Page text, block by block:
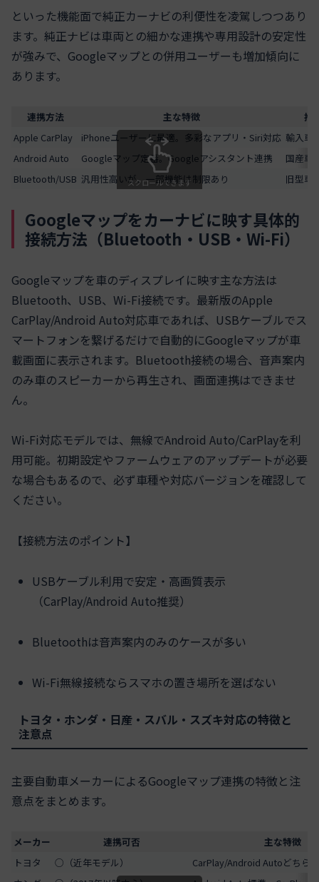
といった機能面で純正カーナビの利便性を凌駕しつつあり
ます。純正ナビは車両との細かな連携や専用設計の安定性
が強みで、Googleマップとの併用ユーザーも増加傾向に
あります。
連携方法 主な特徴
推
Apple CarPlay
iPhoneユーザーに最適。多彩なアプリ・Siri対応 輸入車
Android Auto
Googleマップ定番。Googleアシスタント連携
国産車
Bluetooth/USB 汎用性高いが、一部機能は制限あり 旧型車
スクロールできます
Googleマップをカーナビに映す具体的
接続方法（Bluetooth・USB・Wi-Fi）
Googleマップを車のディスプレイに映す主な方法は
Bluetooth、USB、Wi-Fi接続です。最新版のApple
CarPlay/Android Auto対応車であれば、USBケーブルでス
マートフォンを繋げるだけで自動的にGoogleマップが車
載画面に表示されます。Bluetooth接続の場合、音声案内
のみ車のスピーカーから再生され、画面連携はできませ
ん。
Wi-Fi対応モデルでは、無線でAndroid Auto/CarPlayを利
用可能。初期設定やファームウェアのアップデートが必要
な場合もあるので、必ず車種や対応バージョンを確認して
ください。
【接続方法のポイント】
USBケーブル利用で安定・高画質表示
（CarPlay/Android Auto推奨）
Bluetoothは音声案内のみのケースが多い
Wi-Fi無線接続ならスマホの置き場所を選ばない
トヨタ・ホンダ・日産・スバル・スズキ対応の特徴と
注意点
主要自動車メーカーによるGoogleマップ連携の特徴と注
意点をまとめます。
メーカー 連携可否
主な特徴
トヨタ
○（近年モデル）
CarPlay/Android Autoどちら